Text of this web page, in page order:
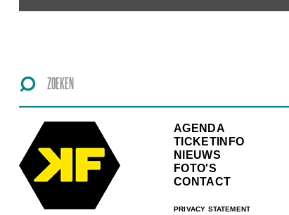
AGENDA
TICKETINFO
NIEUWS
FOTO'S
CONTACT
PRIVACY STATEMENT